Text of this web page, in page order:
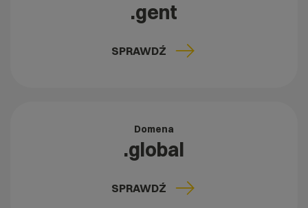
.gent
SPRAWDŹ
Domena
.global
SPRAWDŹ